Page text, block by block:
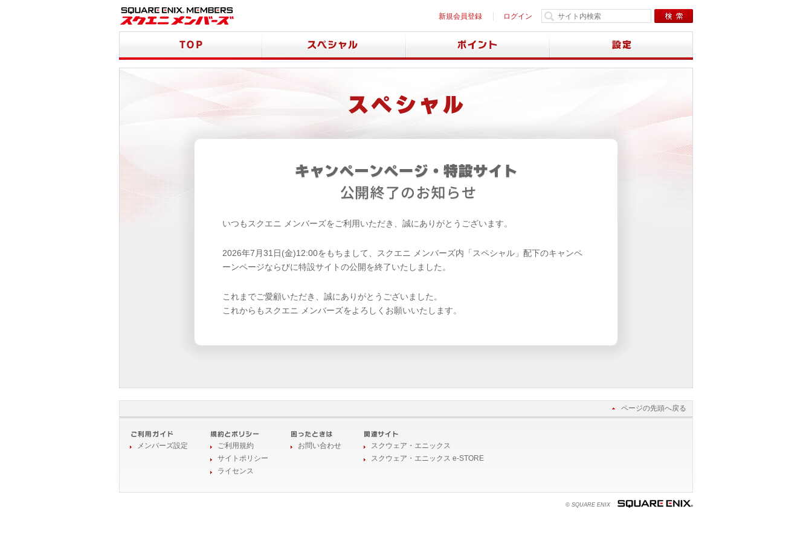
新規会員登録 ログイン
いつもスクエニ メンバーズをご利用いただき、誠にありがとうございます。
2026年7月31日(金)12:00をもちまして、スクエニ メンバーズ内「スペシャル」配下のキャンペ
ーンページならびに特設サイトの公開を終了いたしました。
これまでご愛顧いただき、誠にありがとうございました。
これからもスクエニ メンバーズをよろしくお願いいたします。
ページの先頭へ戻る
メンバーズ設定
ご利用規約
サイトポリシー
ライセンス
お問い合わせ
スクウェア・エニックス
スクウェア・エニックス e-STORE
© SQUARE ENIX